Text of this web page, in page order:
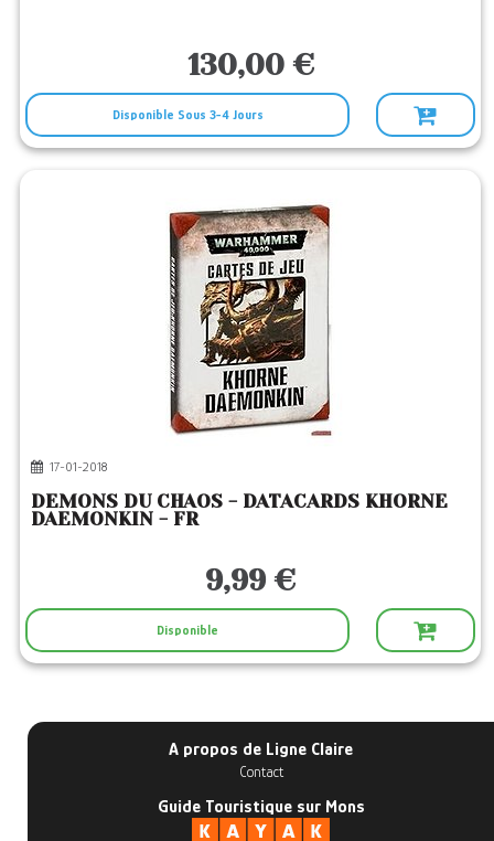
130,00 €
Disponible Sous 3-4 Jours
17-01-2018
DEMONS DU CHAOS - DATACARDS KHORNE
DAEMONKIN - FR
9,99 €
Disponible
A propos de Ligne Claire
Contact
Guide Touristique sur Mons